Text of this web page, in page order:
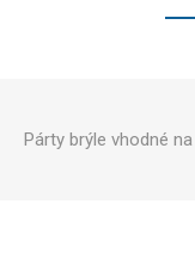
Párty brýle vhodné